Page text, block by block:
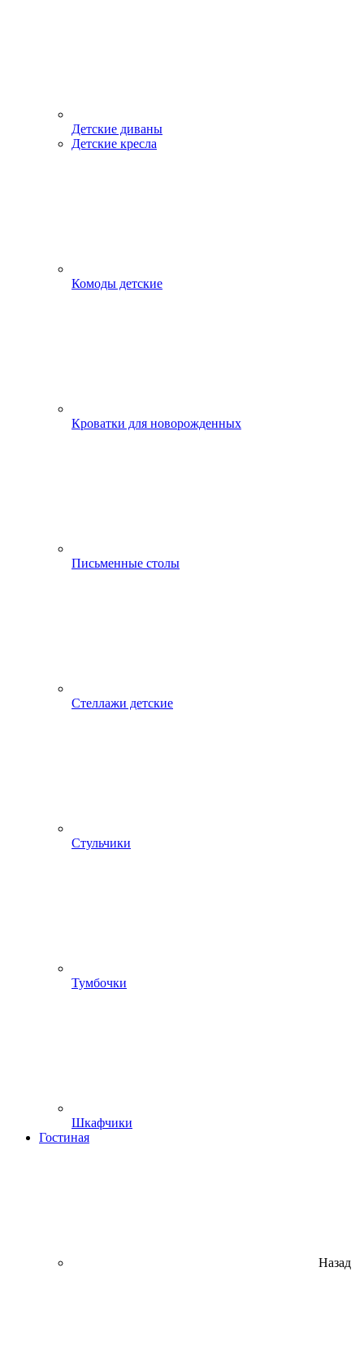
Детские диваны
Детские кресла
Комоды детские
Кроватки для новорожденных
Письменные столы
Стеллажи детские
Стульчики
Тумбочки
Шкафчики
Гостиная
Назад